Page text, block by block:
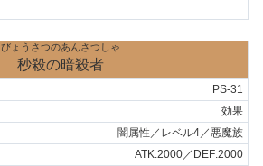
びょうさつのあんさつしゃ
秒殺の暗殺者
PS-31
効果
闇属性／レベル4／悪魔族
ATK:2000／DEF:2000